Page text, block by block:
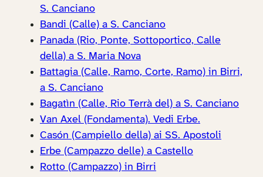
S. Canciano
Bandi (Calle) a S. Canciano
Panada (Rio, Ponte, Sottoportico, Calle
della) a S. Maria Nova
Battagia (Calle, Ramo, Corte, Ramo) in Birri,
a S. Canciano
Bagatìn (Calle, Rio Terrà del) a S. Canciano
Van Axel (Fondamenta). Vedi Erbe.
Casón (Campiello della) ai SS. Apostoli
Erbe (Campazzo delle) a Castello
Rotto (Campazzo) in Birri